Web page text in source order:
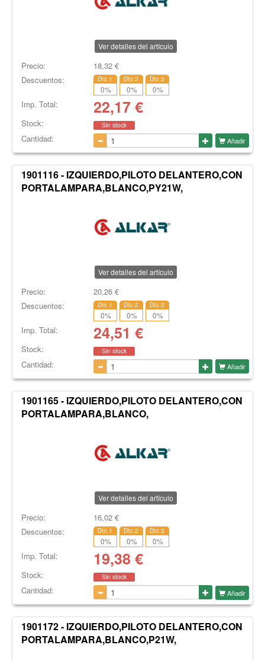
Ver detalles del artículo
Precio: 18,32€
Descuentos:
Dto.1
0%
Dto.2
0%
Dto.3
0%
Imp. Total: 22,17€
Stock: Sin stock
Cantidad: Añadir
1901116 - IZQUIERDO,PILOTO DELANTERO,CON
PORTALAMPARA,BLANCO,PY21W,
Ver detalles del artículo
Precio: 20,26€
Descuentos:
Dto.1
0%
Dto.2
0%
Dto.3
0%
Imp. Total: 24,51 €
Stock: Sin stock
Cantidad: Añadir
1901165 - IZQUIERDO,PILOTO DELANTERO,CON
PORTALAMPARA,BLANCO,
Ver detalles del artículo
Precio: 16,02€
Descuentos:
Dto.1
0%
Dto.2
0%
Dto.3
0%
Imp. Total: 19,38 €
Stock: Sin stock
Cantidad: Añadir
1901172 - IZQUIERDO,PILOTO DELANTERO,CON
PORTALAMPARA,BLANCO,P21W,